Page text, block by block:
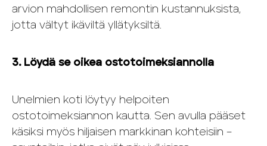
arvion mahdollisen remontin kustannuksista,
jotta vältyt ikäviltä yllätyksiltä.
3. Löydä se oikea ostotoimeksiannolla
Unelmien koti löytyy helpoiten
ostotoimeksiannon kautta. Sen avulla pääset
käsiksi myös hiljaisen markkinan kohteisiin –